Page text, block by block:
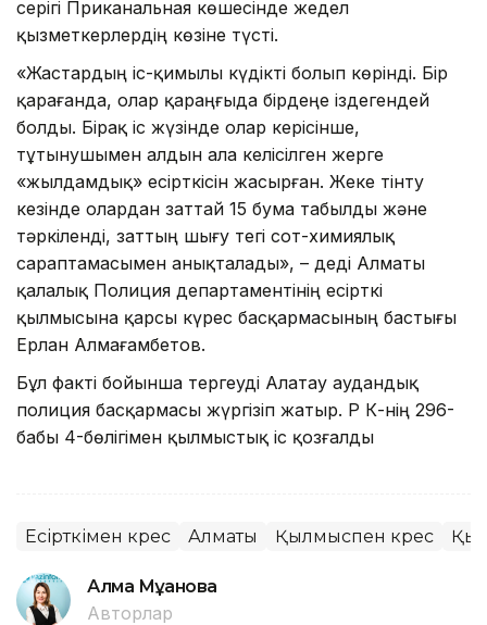
серігі Приканальная көшесінде жедел
қызметкерлердің көзіне түсті.
«Жастардың іс-қимылы күдікті болып көрінді. Бір
қарағанда, олар қараңғыда бірдеңе іздегендей
болды. Бірақ іс жүзінде олар керісінше,
тұтынушымен алдын ала келісілген жерге
«жылдамдық» есірткісін жасырған. Жеке тінту
кезінде олардан заттай 15 бума табылды және
тәркіленді, заттың шығу тегі сот-химиялық
сараптамасымен анықталады», – деді Алматы
қалалық Полиция департаментінің есірткі
қылмысына қарсы күрес басқармасының бастығы
Ерлан Алмағамбетов.
Бұл факті бойынша тергеуді Алатау аудандық
полиция басқармасы жүргізіп жатыр. ҚР ҚК-нің 296-
бабы 4-бөлігімен қылмыстық іс қозғалды
Есірткімен күрес Алматы Қылмыспен күрес
Алма Мұқанова
Авторлар